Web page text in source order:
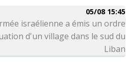
05/08 15:45
israélienne a émis un ordre
d'un village dans le sud du
Liban